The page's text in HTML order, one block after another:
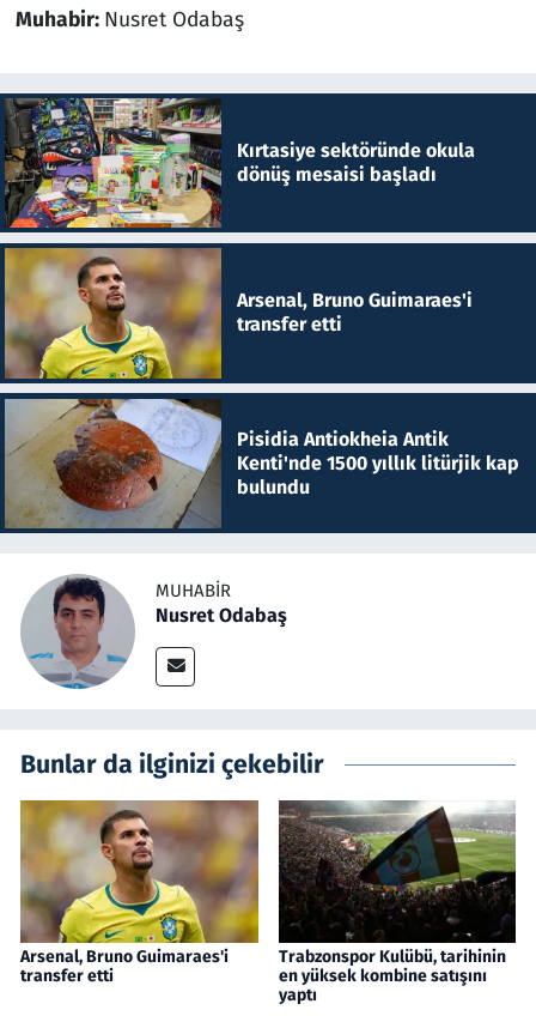
Muhabir: Nusret Odabaş
Kırtasiye sektöründe okula
dönüş mesaisi başladı
Arsenal, Bruno Guimaraes'i
transfer etti
Pisidia Antiokheia Antik
Kenti'nde 1500 yıllık litürjik kap
bulundu
MUHABIR
Nusret Odabaş
Bunlar da ilginizi çekebilir
Arsenal, Bruno Guimaraes'i
transfer etti
Trabzonspor Kulübü, tarihinin
en yüksek kombine satışını
yaptı